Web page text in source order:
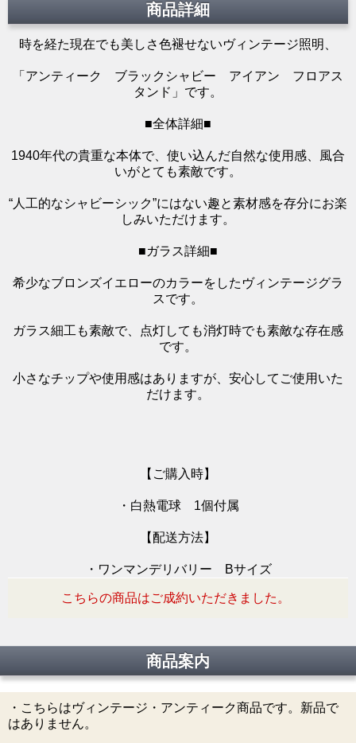
商品詳細
時を経た現在でも美しさ色褪せないヴィンテージ照明、
「アンティーク ブラックシャビー アイアン フロアス
タンド」です。
■全体詳細■
1940年代の貴重な本体で、使い込んだ自然な使用感、風合
いがとても素敵です。
“人工的なシャビーシック”にはない趣と素材感を存分にお楽
しみいただけます。
■ガラス詳細■
希少なブロンズイエローのカラーをしたヴィンテージグラ
スです。
ガラス細工も素敵で、点灯しても消灯時でも素敵な存在感
です。
小さなチップや使用感はありますが、安心してご使用いた
だけます。
【ご購入時】
・白熱電球 1個付属
【配送方法】
・ワンマンデリバリー Bサイズ
こちらの商品はご成約いただきました。
商品案内
・こちらはヴィンテージ・アンティーク商品です。新品で
はありません。